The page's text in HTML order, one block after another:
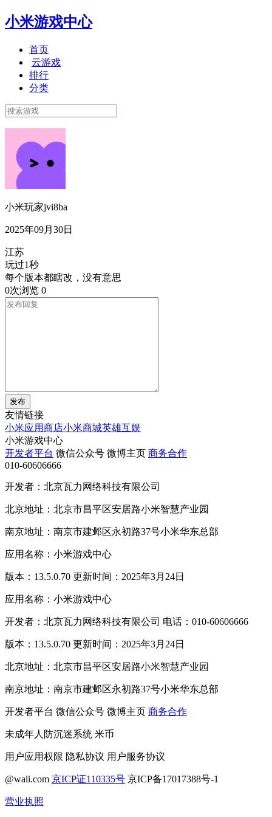
小米游戏中心
首页
云游戏
排行
分类
小米玩家jvi8ba
2025年09月30日
江苏
玩过1秒
每个版本都瞎改，没有意思
0次浏览 0
发布
友情链接
小米应用商店小米商城英雄互娱
小米游戏中心
开发者平台 微信公众号 微博主页 商务合作
010-60606666
开发者：北京瓦力网络科技有限公司
北京地址：北京市昌平区安居路小米智慧产业园
南京地址：南京市建邺区永初路37号小米华东总部
应用名称：小米游戏中心
版本：13.5.0.70 更新时间：2025年3月24日
应用名称：小米游戏中心
开发者：北京瓦力网络科技有限公司 电话：010-60606666
版本：13.5.0.70 更新时间：2025年3月24日
北京地址：北京市昌平区安居路小米智慧产业园
南京地址：南京市建邺区永初路37号小米华东总部
开发者平台 微信公众号 微博主页 商务合作
未成年人防沉迷系统 米币
用户应用权限 隐私协议 用户服务协议
@wali.com 京ICP证110335号 京ICP备17017388号-1
营业执照